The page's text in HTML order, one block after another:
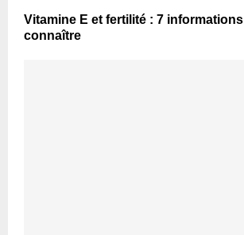
Vitamine E et fertilité : 7
connaître